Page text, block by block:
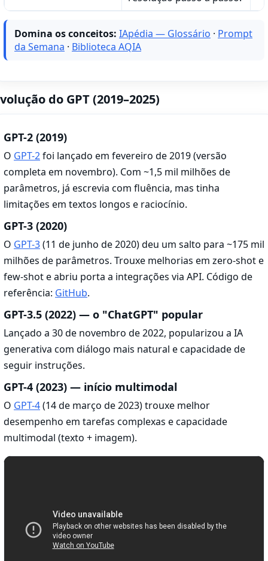
Domina os conceitos: IApédia — Glossário · Prompt
da Semana · Biblioteca AQIA
do GPT (2019–2025)
GPT-2 (2019)
O GPT-2foi lançado em fevereiro de 2019 (versão
completa em novembro). Com ~1,5 mil milhões de
parâmetros, já escrevia com fluência, mas tinha
limitações em textos longos e raciocínio.
GPT-3 (2020)
O GPT-3(11 de junho de 2020) deu um salto para ~175 mil
milhões de parâmetros. Trouxe melhorias em zero-shot e
few-shot e abriu porta a integrações via API. Código de
referência: GitHub.
GPT-3.5 (2022) — o "ChatGPT" popular
Lançado a 30 de novembro de 2022, popularizou a IA
generativa com diálogo mais natural e capacidade de
seguir instruções.
GPT-4 (2023) — início multimodal
O GPT-4(14 de março de 2023) trouxe melhor
desempenho em tarefas complexas e capacidade
multimodal (texto + imagem).